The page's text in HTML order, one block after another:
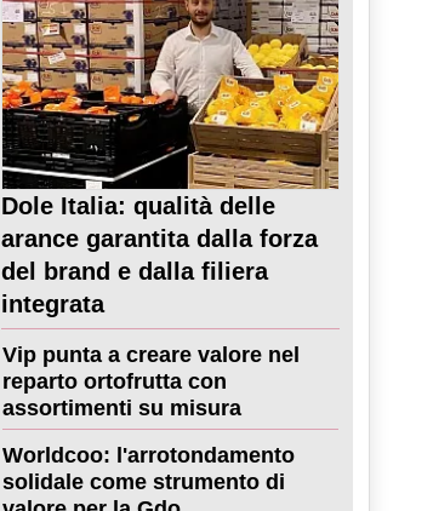
Dole Italia: qualità delle
arance garantita dalla forza
del brand e dalla filiera
integrata
Vip punta a creare valore nel
reparto ortofrutta con
assortimenti su misura
Worldcoo: l'arrotondamento
solidale come strumento di